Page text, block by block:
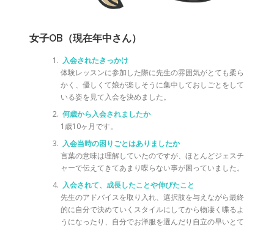
女子OB（現在年中さん）
入会されたきっかけ
体験レッスンに参加した際に先生の雰囲気がとても柔ら
かく、優しくて娘が楽しそうに集中しておしごとをして
いる姿を見て入会を決めました。
何歳から入会されましたか
1歳10ヶ月です。
入会当時の困りごとはありましたか
言葉の意味は理解していたのですが、ほとんどジェスチ
ャーで伝えてきてあまり喋らない事が困っていました。
入会されて、成長したことや伸びたこと
先生のアドバイスを取り入れ、選択肢を与えながら最終
的に自分で決めていくスタイルにしてから物凄く喋るよ
うになったり、自分でお洋服を選んだり自立の早いとて